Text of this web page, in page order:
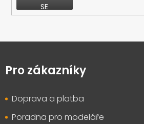
SE
pPro zákazníky
Doprava a platba
Poradna pro modeláře